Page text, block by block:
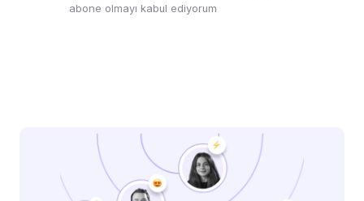
abone olmayı kabul ediyorum